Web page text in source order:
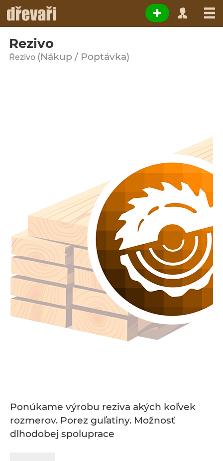
Rezivo
Řezivo (Nákup / Poptávka)
Ponúkame výrobu reziva akých koľvek
rozmerov. Porez guľatiny. Možnosť
dlhodobej spoluprace